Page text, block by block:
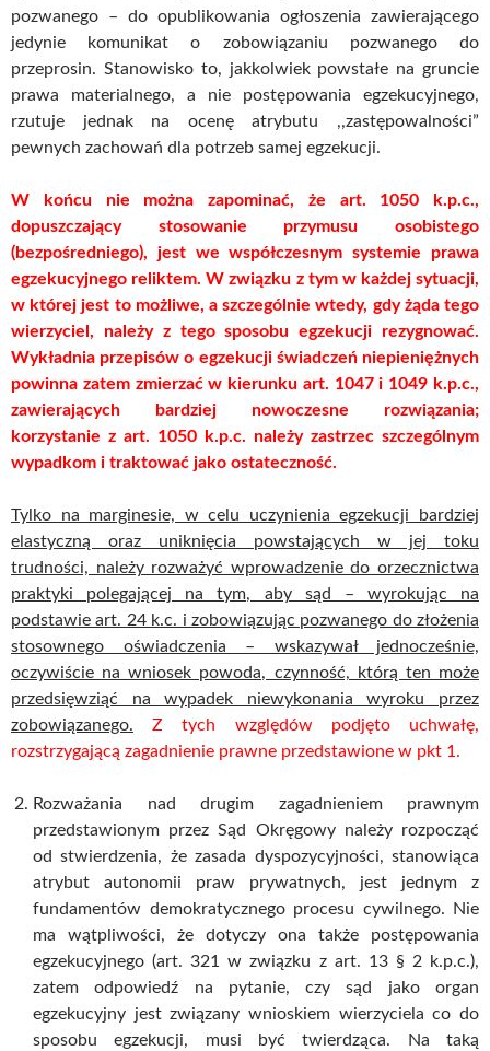
pozwanego – do opublikowania ogłoszenia zawierającego
jedynie komunikat o zobowiązaniu pozwanego do
przeprosin. Stanowisko to, jakkolwiek powstałe na gruncie
prawa materialnego, a nie postępowania egzekucyjnego,
rzutuje jednak na ocenę atrybutu ,,zastępowalności”
pewnych zachowań dla potrzeb samej egzekucji.
W końcu nie można zapominać, że art. 1050 k.p.c.,
dopuszczający stosowanie przymusu osobistego
(bezpośredniego), jest we współczesnym systemie prawa
egzekucyjnego reliktem. W związku z tym w każdej sytuacji,
w której jest to możliwe, a szczególnie wtedy, gdy żąda tego
wierzyciel, należy z tego sposobu egzekucji rezygnować.
Wykładnia przepisów o egzekucji świadczeń niepieniężnych
powinna zatem zmierzać w kierunku art. 1047 i 1049 k.p.c.,
zawierających bardziej nowoczesne rozwiązania;
korzystanie z art. 1050 k.p.c. należy zastrzec szczególnym
wypadkom i traktować jako ostateczność.
Tylko na marginesie, w celu uczynienia egzekucji bardziej
elastyczną oraz uniknięcia powstających w jej toku
trudności, należy rozważyć wprowadzenie do orzecznictwa
praktyki polegającej na tym, aby sąd – wyrokując na
podstawie art. 24 k.c. i zobowiązując pozwanego do złożenia
stosownego oświadczenia – wskazywał jednocześnie,
oczywiście na wniosek powoda, czynność, którą ten może
przedsięwziąć na wypadek niewykonania wyroku przez
zobowiązanego.
Z tych względów podjęto uchwałę,
rozstrzygającą zagadnienie prawne przedstawione w pkt 1.
Rozważania nad drugim zagadnieniem prawnym
przedstawionym przez Sąd Okręgowy należy rozpocząć
od stwierdzenia, że zasada dyspozycyjności, stanowiąca
atrybut autonomii praw prywatnych, jest jednym z
fundamentów demokratycznego procesu cywilnego. Nie
ma wątpliwości, że dotyczy ona także postępowania
egzekucyjnego (art. 321 w związku z art. 13 § 2 k.p.c.),
zatem odpowiedź na pytanie, czy sąd jako organ
egzekucyjny jest związany wnioskiem wierzyciela co do
sposobu egzekucji, musi być twierdząca. Na taką